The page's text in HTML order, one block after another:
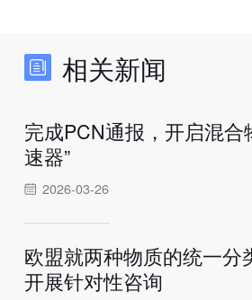
相关新闻
完成PCN通报，开启混合
速器”
2026-03-26
欧盟就两种物质的统一分
开展针对性咨询